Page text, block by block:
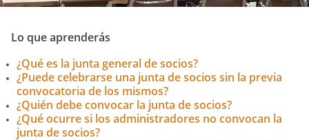
Lo que aprenderás
¿Qué es la junta general de socios?
¿Puede celebrarse una junta de socios sin la previa
convocatoria de los mismos?
¿Quién debe convocar la junta de socios?
¿Qué ocurre si los administradores no convocan la
junta de socios?